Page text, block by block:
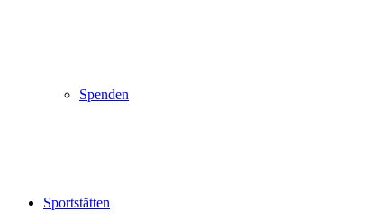
Spenden
Sportstätten